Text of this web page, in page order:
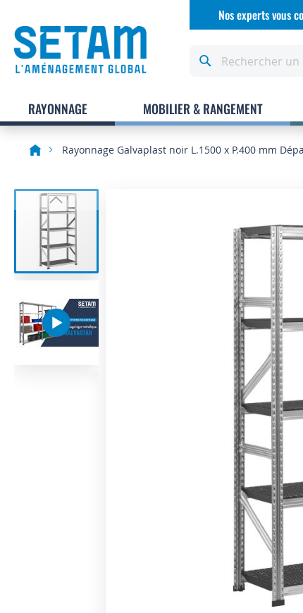
AllezNos experts vous
RAYONNAGE MOBILIER & RANGEMENT
Rayonnage Galvaplast noir L.1500 x P.400 mm
Skip
to